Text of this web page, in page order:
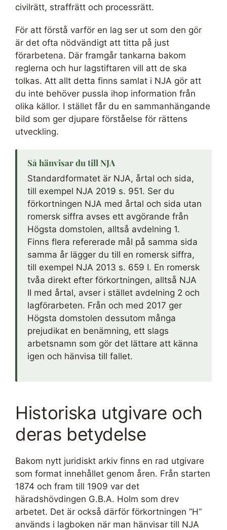
civilrätt, straffrätt och processrätt.
För att förstå varför en lag ser ut som den gör
är det ofta nödvändigt att titta på just
förarbetena. Där framgår tankarna bakom
reglerna och hur lagstiftaren vill att de ska
tolkas. Att allt detta finns samlat i NJA gör att
du inte behöver pussla ihop information från
olika källor. I stället får du en sammanhängande
bild som ger djupare förståelse för rättens
utveckling.
Så hänvisar du till NJA
Standardformatet är NJA, årtal och sida,
till exempel NJA 2019 s. 951. Ser du
förkortningen NJA med årtal och sida utan
romersk siffra avses ett avgörande från
Högsta domstolen, alltså avdelning 1.
Finns flera refererade mål på samma sida
samma år lägger du till en romersk siffra,
till exempel NJA 2013 s. 659 I. En romersk
tvåa direkt efter förkortningen, alltså NJA
II med årtal, avser i stället avdelning 2 och
lagförarbeten. Från och med 2017 ger
Högsta domstolen dessutom många
prejudikat en benämning, ett slags
arbetsnamn som gör det lättare att känna
igen och hänvisa till fallet.
Historiska utgivare och
deras betydelse
Bakom nytt juridiskt arkiv finns en rad utgivare
som format innehållet genom åren. Från starten
1874 och fram till 1909 var det
häradshövdingen G.B.A. Holm som drev
arbetet. Det är också därför förkortningen ”H”
används i lagboken när man hänvisar till NJA